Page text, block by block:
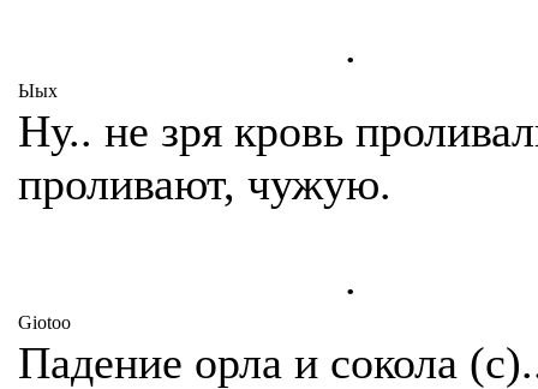
.
Ыых
Ну.. не зря кровь
проливают, чужую.
.
Giotoo
Падение орла и сокола